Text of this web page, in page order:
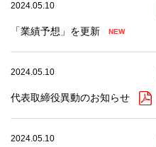
2024.05.10
「業績予想」を更新
2024.05.10
代表取締役異動のお知らせ
2024.05.10